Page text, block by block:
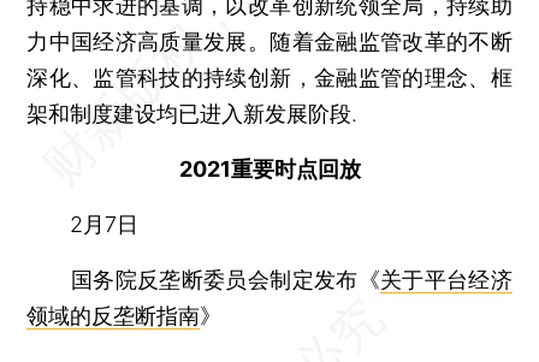
力中国经济高质量发展。随着金融监管改革的不断
深化、监管科技的持续创新，金融监管的理念、框
架和制度建设均已进入新发展阶段.
2021重要时点回放
2月7日
国务院反垄断委员会制定发布《关于平台经济
领域的反垄断指南》